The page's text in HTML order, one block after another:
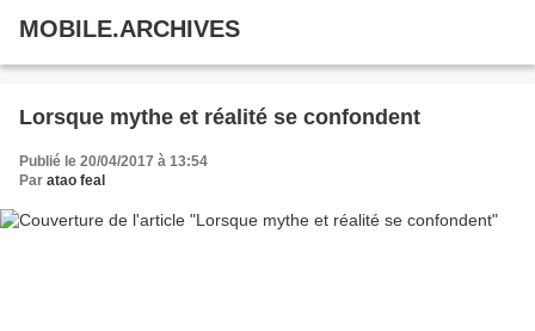
MOBILE.ARCHIVES
Lorsque mythe et réalité se confondent
Publié le 20/04/2017 à 13:54
Par atao feal